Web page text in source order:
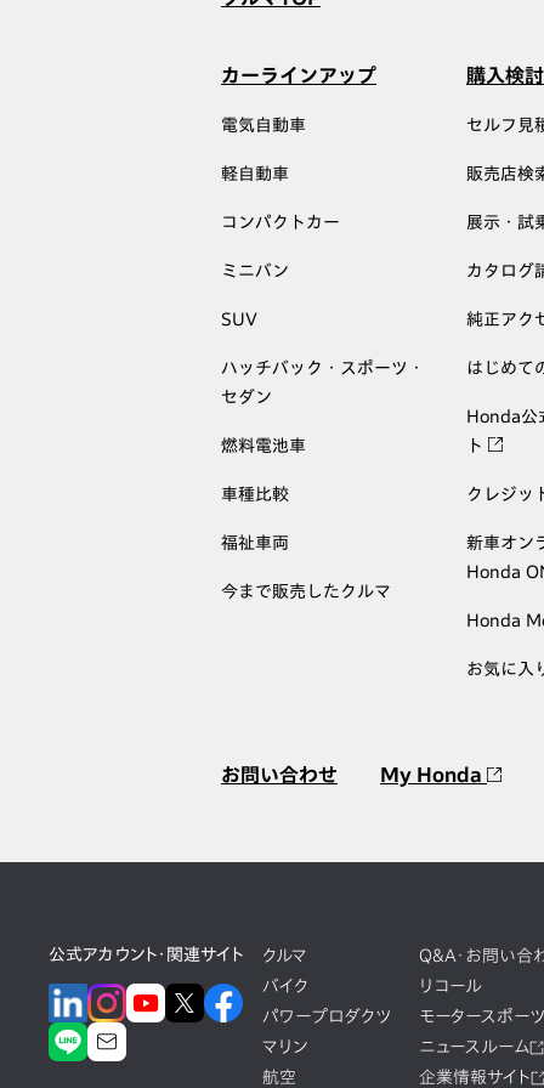
カーラインアップ
電気自動車
軽自動車
コンパクトカー
ミニバン
SUV
ハッチバック・スポーツ・
セダン
燃料電池車
車種比較
福祉車両
今まで販売したクルマ
購入検
セルフ見
販売店検
展示・試
カタログ
純正アク
はじめて
Honda公
ト
クレジッ
新車オン
Honda
Honda
お気に入
お問い合わせ My Honda
公式アカウント・関連サイト
クルマ
バイク
パワープロダクツ
マリン
航空
Q&A・お問い合
リコール
モータースポーツ
ニュースルーム
企業情報サイト